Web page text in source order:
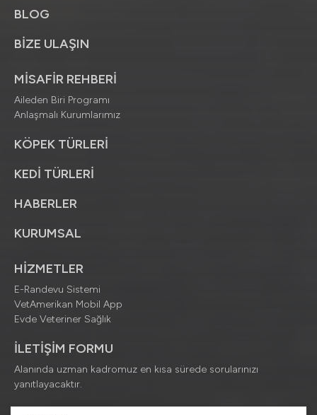
BLOG
BİZE ULAŞIN
MİSAFİR REHBERİ
Aileden Biri Programı
Anlaşmalı Kurumlarımız
KÖPEK TÜRLERİ
KEDİ TÜRLERİ
HABERLER
KURUMSAL
HİZMETLER
E-Randevu Sistemi
VetAmerikan Mobil App
Evde Veteriner Sağlık
İLETİŞİM FORMU
Alanında uzman kadromuz en kısa sürede sorularınızı
yanıtlayacaktır.